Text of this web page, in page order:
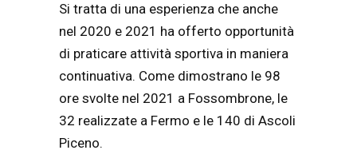
Si tratta di una esperienza che anche
nel 2020 e 2021 ha offerto opportunità
di praticare attività sportiva in maniera
continuativa. Come dimostrano le 98
ore svolte nel 2021 a Fossombrone, le
32 realizzate a Fermo e le 140 di Ascoli
Piceno.